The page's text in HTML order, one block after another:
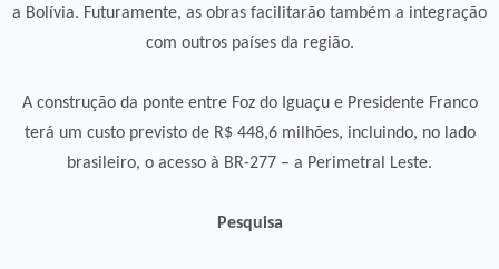
a Bolívia. Futuramente, as obras facilitarão também a integração
com outros países da região.
A construção da ponte entre Foz do Iguaçu e Presidente Franco
terá um custo previsto de R$ 448,6 milhões, incluindo, no lado
brasileiro, o acesso à BR-277 – a Perimetral Leste.
Pesquisa